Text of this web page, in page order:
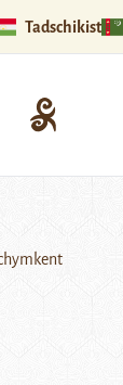
Tadschikistan